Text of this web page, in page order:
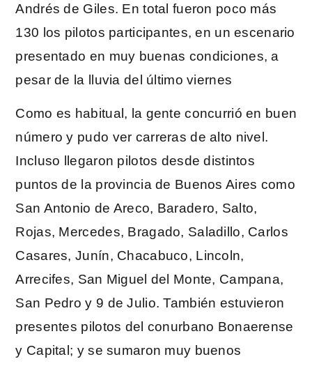
Andrés de Giles. En total fueron poco más
130 los pilotos participantes, en un escenario
presentado en muy buenas condiciones, a
pesar de la lluvia del último viernes
Como es habitual, la gente concurrió en buen
número y pudo ver carreras de alto nivel.
Incluso llegaron pilotos desde distintos
puntos de la provincia de Buenos Aires como
San Antonio de Areco, Baradero, Salto,
Rojas, Mercedes, Bragado, Saladillo, Carlos
Casares, Junín, Chacabuco, Lincoln,
Arrecifes, San Miguel del Monte, Campana,
San Pedro y 9 de Julio. También estuvieron
presentes pilotos del conurbano Bonaerense
y Capital; y se sumaron muy buenos